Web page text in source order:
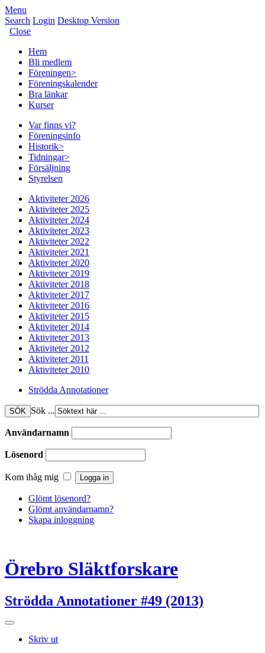
Menu
Search Login Desktop Version
Close
Hem
Bli medlem
Föreningen>
Föreningskalender
Bra länkar
Kurser
Var finns vi?
Föreningsinfo
Historik>
Tidningar>
Försäljning
Styrelsen
Aktiviteter 2026
Aktiviteter 2025
Aktiviteter 2024
Aktiviteter 2023
Aktiviteter 2022
Aktiviteter 2021
Aktiviteter 2020
Aktiviteter 2019
Aktiviteter 2018
Aktiviteter 2017
Aktiviteter 2016
Aktiviteter 2015
Aktiviteter 2014
Aktiviteter 2013
Aktiviteter 2012
Aktiviteter 2011
Aktiviteter 2010
Strödda Annotationer
Sök ...
Användarnamn
Lösenord
Kom ihåg mig
Glömt lösenord?
Glömt användarnamn?
Skapa inloggning
Örebro Släktforskare
Strödda Annotationer #49 (2013)
Skriv ut